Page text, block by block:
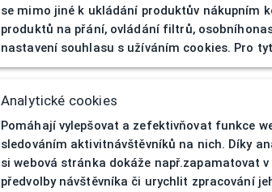
404 |
se mimo jiné k ukládání produktův nákupním
produktů na přání, ovládání filtrů,
nastavení souhlasu s užíváním cookies. Pro
Analytické cookies
Pomáhají vylepšovat a zefektivňovat funkce
sledováním aktivitnávštěvníků na nich. Díky
si webová stránka dokáže např.zapamatovat
předvolby návštěvníka či urychlit zpracování